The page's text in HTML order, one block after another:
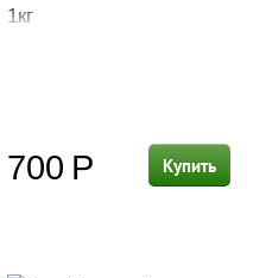
1кг
700 Р Купить